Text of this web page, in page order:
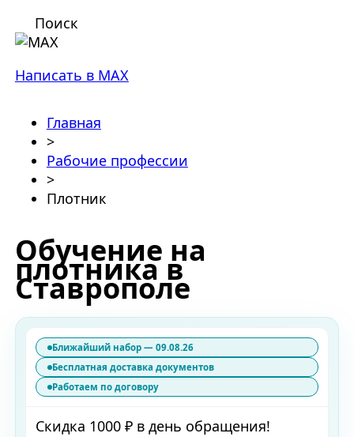
Поиск
Написать в MAX
Главная
>
Рабочие профессии
>
Плотник
Обучение на
плотника в
Ставрополе
Ближайший набор — 09.08.26
Бесплатная доставка документов
Работаем по договору
Скидка 1000 ₽ в день обращения!